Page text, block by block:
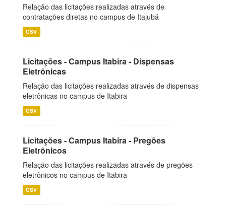
Relação das licitações realizadas através de
contratações diretas no campus de Itajubá
CSV
Licitações - Campus Itabira - Dispensas
Eletrônicas
Relação das licitações realizadas através de dispensas
eletrônicas no campus de Itabira
CSV
Licitações - Campus Itabira - Pregões
Eletrônicos
Relação das licitações realizadas através de pregões
eletrônicos no campus de Itabira
CSV